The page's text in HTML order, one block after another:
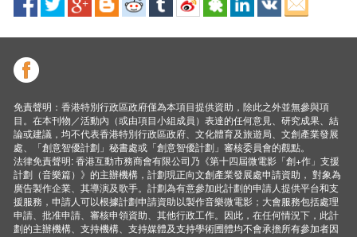
免責聲明：香港特別行政區政府僅為本項目提供資助，除此之外並無參與項
目。在本刊物／活動內（或由項目小組成員）表達的任何意見、研究成果、結
論或建議，均不代表香港特別行政區政府、文化體育及旅遊局、文創產業發展
處、「創意智優計劃」秘書處或「創意智優計劃」審核委員會的觀點。
法律免責聲明: 香港互動市務商會有限公司乃《第十四屆微電影「創+作」支援
計劃（音樂篇）》的主辦機構，計劃現正向文創產業發展處申請資助， 對象為
廣告製作企業、其導演及歌手。計劃為有意參加此計劃的申請人提供平台和支
援服務，申請人可以根據計劃申請資助以製作音樂微電影；大會服務包括處理
申請、批准申請、審核申領資助、其他行政工作。因此，在任何情況下，此計
劃的主辦機構、支持機構、支持媒體及支持學術圑體均不會承擔所有參加者因